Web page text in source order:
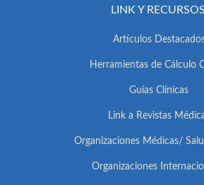
LINK Y RECURSOS
Artículos
Herramientas de Cálculo
Guías Clínicas
Link a Revistas
Organizaciones Médicas/
Organizaciones